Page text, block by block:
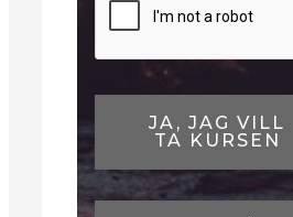
JA, JAG VILL
TA KURSEN